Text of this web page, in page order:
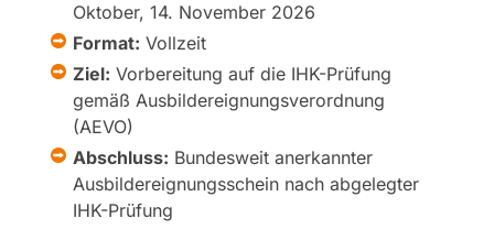
Oktober, 14. November 2026
Format: Vollzeit
Ziel: Vorbereitung auf die IHK-Prüfung
gemäß Ausbildereignungsverordnung
(AEVO)
Abschluss: Bundesweit anerkannter
Ausbildereignungsschein nach abgelegter
IHK-Prüfung